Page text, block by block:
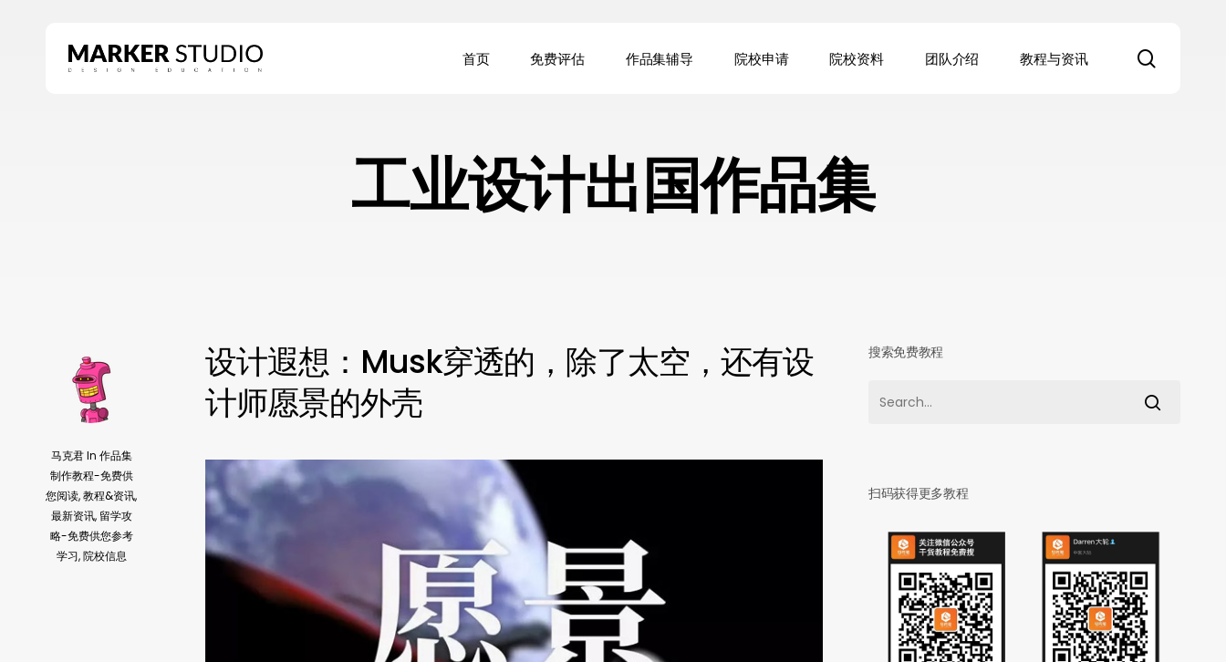
首页 免费评估 作品集辅导 院校申请 院校资料 团队介绍 教程与资讯
工业设计出国作品集
马克君 In 作品集
制作教程-免费供
您阅读,教程&资讯,
最新资讯, 留学攻
略-免费供您参考
学习,院校信息
设计遐想：Musk穿透的，除了太空，还有设
计师愿景的外壳
搜索免费教程
扫码获得更多教程